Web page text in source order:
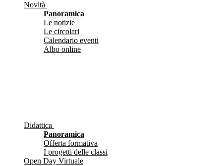
Novità
Panoramica
Le notizie
Le circolari
Calendario eventi
Albo online
Didattica
Panoramica
Offerta formativa
I progetti delle classi
Open Day Virtuale